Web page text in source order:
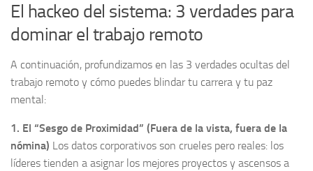
El hackeo del sistema: 3 verdades para
dominar el trabajo remoto
A continuación, profundizamos en las 3 verdades ocultas del
trabajo remoto y cómo puedes blindar tu carrera y tu paz
mental:
1. El “Sesgo de Proximidad” (Fuera de la vista, fuera de la
nómina) Los datos corporativos son crueles pero reales: los
líderes tienden a asignar los mejores proyectos y ascensos a